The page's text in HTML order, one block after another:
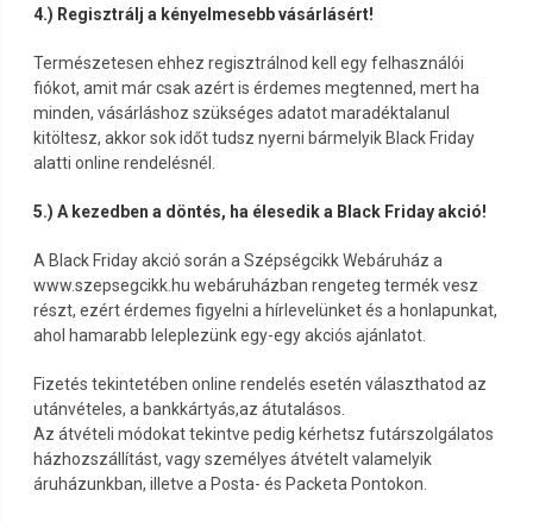
4.) Regisztrálj a kényelmesebb vásárlásért!
Természetesen ehhez regisztrálnod kell egy felhasználói
fiókot, amit már csak azért is érdemes megtenned, mert ha
minden, vásárláshoz szükséges adatot maradéktalanul
kitöltesz, akkor sok időt tudsz nyerni bármelyik Black Friday
alatti online rendelésnél.
5.) A kezedben a döntés, ha élesedik a Black Friday akció!
A Black Friday akció során a Szépségcikk Webáruház a
www.szepsegcikk.hu webáruházban rengeteg termék vesz
részt, ezért érdemes figyelni a hírlevelünket és a honlapunkat,
ahol hamarabb leleplezünk egy-egy akciós ajánlatot.
Fizetés tekintetében online rendelés esetén választhatod az
utánvételes, a bankkártyás,az átutalásos.
Az átvételi módokat tekintve pedig kérhetsz futárszolgálatos
házhozszállítást, vagy személyes átvételt valamelyik
áruházunkban, illetve a Posta- és Packeta Pontokon.